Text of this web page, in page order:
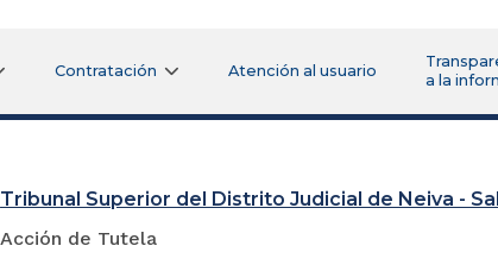
Contratación Atención al usuario
a la
Tribunal Superior del Distrito Judicial de Neiva -
Acción de Tutela